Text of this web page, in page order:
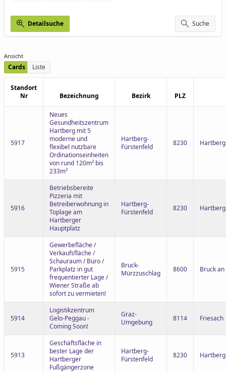
Detailsuche Suche
Ansicht
Cards Liste
Standort
Nr
Bezeichnung Bezirk PLZ
5917
Neues
Gesundheitszentrum
Hartberg mit 5
moderne und
flexibel nutzbare
Ordinationseinheiten
von rund 120m² bis
233m²
Hartberg-
Fürstenfeld
8230 Hartberg
5916
Betriebsbereite
Pizzeria mit
Betreiberwohnung in
Toplage am
Hartberger
Hauptplatz
Hartberg-
Fürstenfeld
8230 Hartberg
5915
Gewerbefläche /
Verkaufsfläche /
Schauraum / Büro /
Parkplatz in gut
frequentierter Lage /
Wiener Straße ab
sofort zu vermieten!
Bruck-
Mürzzuschlag
8600 Bruck
5914
Logistikzentrum
Gelo-Peggau -
Coming Soon!
Graz-
Umgebung
8114 Friesach
5913
Geschäftsfläche in
bester Lage der
Hartberger
Fußgängerzone
Hartberg-
Fürstenfeld
8230 Hartberg